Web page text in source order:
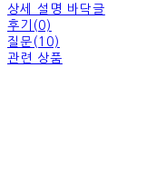
상세 설명 바닥글
후기(0)
질문(10)
관련 상품